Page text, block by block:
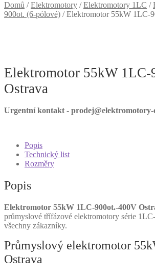
Domů /Elektromotory /Elektromotory 1LC /
900ot. (6-pólové) /Elektromotor 55kW 1LC-
Elektromotor 55kW
Ostrava
Urgentní kontakt - prodej@elektromotory-
Popis
Technický list
Rozměry
Popis
Elektromotor 55kW 1LC-900ot.-400V
průmyslové třífázové elektromotory série
všechny zákazníky.
Průmyslový elektromotor
Ostrava